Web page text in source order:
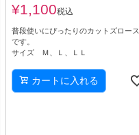
¥1,100税込
普段使いにぴったりのカットズロース
です。
サイズ Ｍ、Ｌ、ＬＬ
カートに入れる